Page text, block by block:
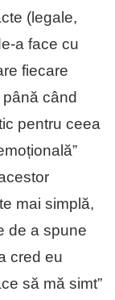
(legale,
a face cu
fiecare
când
pentru ceea
mai simplă,
de a spune
cred eu
să mă simt”